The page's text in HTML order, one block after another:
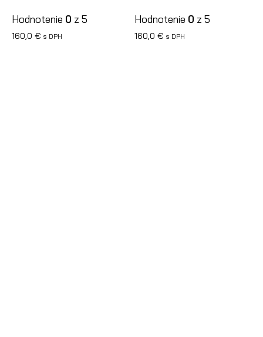
Hodnotenie 0 z 5
160,0 € s DPH
Hodnotenie 0 z 5
160,0 € s DPH